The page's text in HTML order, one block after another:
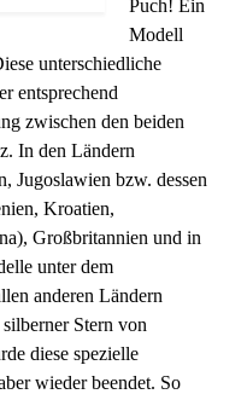
Puch! Ein
Modell
unterschiedliche
entsprechend
zwischen den beiden
In den Ländern
Jugoslawien bzw. dessen
Kroatien,
Großbritannien und in
unter dem
anderen Ländern
Stern von
diese spezielle
wieder beendet. So